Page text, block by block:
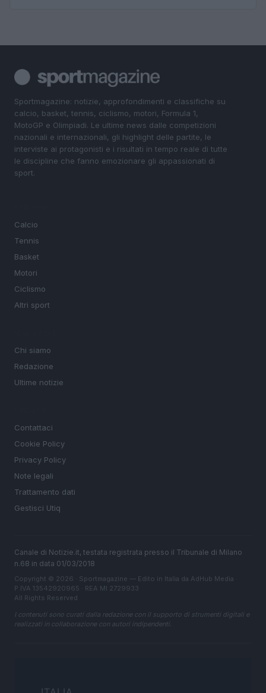
Sportmagazine: notizie, approfondimenti e classifiche su
calcio, basket, tennis, ciclismo, motori, Formula 1,
MotoGP e Olimpiadi. Le ultime news dalle competizioni
nazionali e internazionali, gli highlight delle partite, le
interviste ai protagonisti e i risultati in tempo reale di tutte
le discipline che fanno emozionare gli appassionati di
sport.
Calcio
Tennis
Basket
Motori
Ciclismo
Altri sport
Chi siamo
Redazione
Ultime notizie
Contattaci
Cookie Policy
Privacy Policy
Note legali
Trattamento dati
Gestisci Utiq
Canale di Notizie.it, testata registrata presso il Tribunale di Milano
n.68 in data 01/03/2018
Copyright © 2026 · Sportmagazine — Edito in Italia da AdHub Media
P.IVA 13542920965 · REA MI 2729933
All Rights Reserved
I contenuti sono curati dalla redazione con il supporto di strumenti digitali e
realizzati in collaborazione con autori indipendenti.